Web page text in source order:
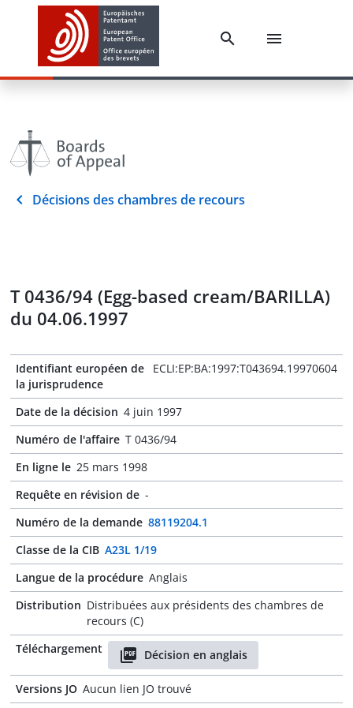
Décisions des chambres de recours
T 0436/94 (Egg-based cream/BARILLA)
du 04.06.1997
Identifiant européen de
la jurisprudence
ECLI:EP:BA:1997:T043694.19970604
Date de la décision 4 juin 1997
Numéro de l'affaire T 0436/94
En ligne le 25 mars 1998
Requête en révision de -
Numéro de la demande 88119204.1
Classe de la CIB A23L 1/19
Langue de la procédure Anglais
Distribution Distribuées aux présidents des chambres de
recours (C)
Téléchargement
Décision en anglais
Versions JO Aucun lien JO trouvé